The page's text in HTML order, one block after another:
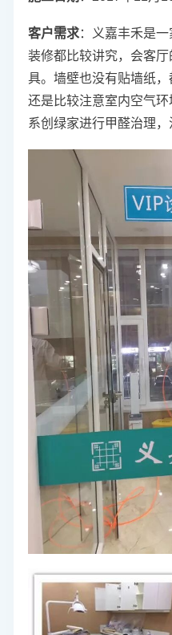
客户需求：义嘉丰禾是
装修都比较讲究，会客
具。墙壁也没有贴墙纸
还是比较注意室内空气
系创绿家进行甲醛治理，